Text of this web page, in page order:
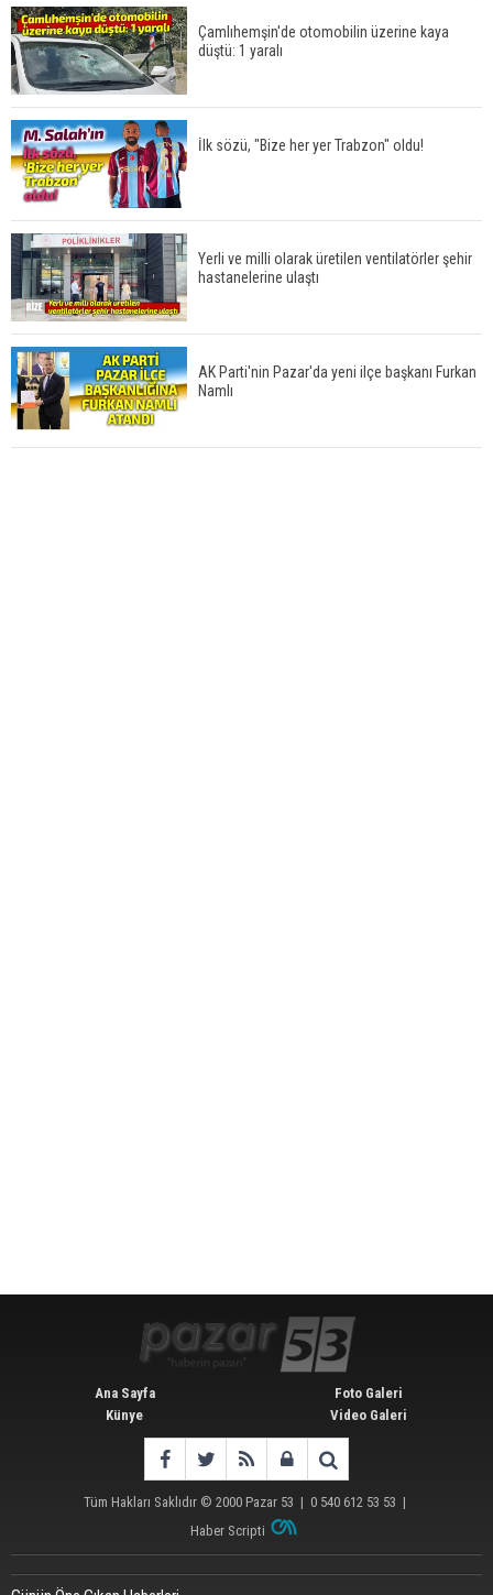
Çamlıhemşin'de otomobilin üzerine kaya
düştü: 1 yaralı
İlk sözü, "Bize her yer Trabzon" oldu!
Yerli ve milli olarak üretilen ventilatörler şehir
hastanelerine ulaştı
AK Parti'nin Pazar'da yeni ilçe başkanı Furkan
Namlı
Ana Sayfa
Künye
Foto Galeri
Video Galeri
Tüm Hakları Saklıdır © 2000 Pazar 53 | 0 540 612 53 53 |
Haber Scripti